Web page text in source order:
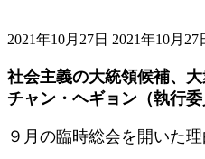
2021年10月27日 終
新
日
:
2021年10月27
社会主義の大統領候補、
チャン・ヘギョン（執行委
９月の臨時総会を開いた理